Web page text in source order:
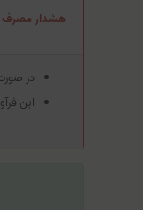
هشدار مصرف
در
این